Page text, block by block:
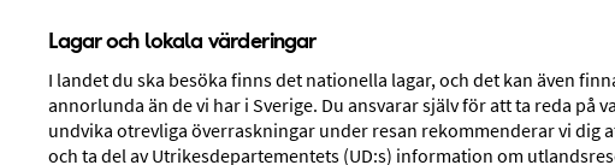
Stockholm-Arlanda
Lagar och lokala värderingar
I landet du ska besöka finns det nationella lagar, och det kan även
annorlunda än de vi har i Sverige. Du ansvarar själv för att ta reda på
undvika otrevliga överraskningar under resan rekommenderar vi dig
och ta del av Utrikesdepartementets (UD:s) information om